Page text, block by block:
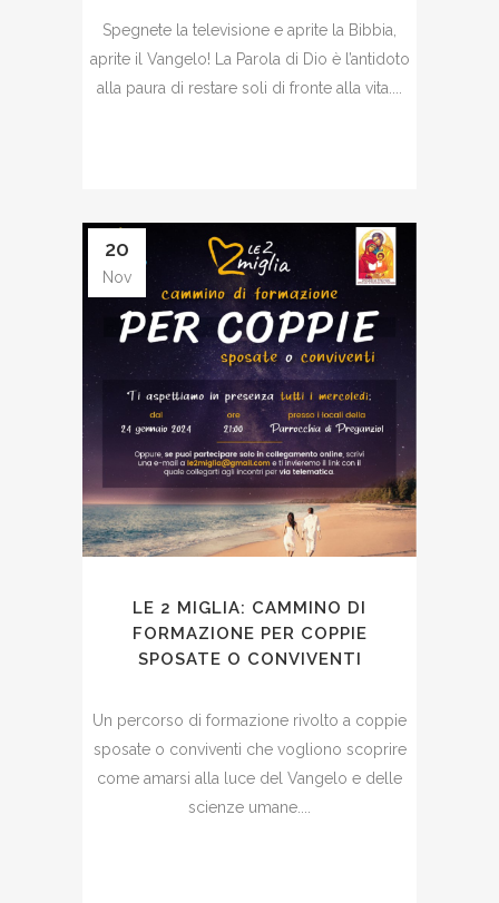
Spegnete la televisione e aprite la Bibbia,
aprite il Vangelo! La Parola di Dio è l’antidoto
alla paura di restare soli di fronte alla vita....
20
Nov
LE 2 MIGLIA: CAMMINO DI
FORMAZIONE PER COPPIE
SPOSATE O CONVIVENTI
Un percorso di formazione rivolto a coppie
sposate o conviventi che vogliono scoprire
come amarsi alla luce del Vangelo e delle
scienze umane....